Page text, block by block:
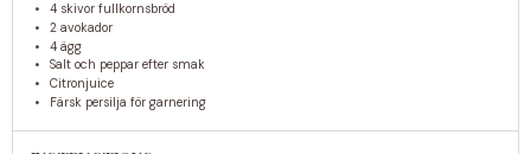
4skivor fullkornsbröd
2avokador
4ägg
Salt och peppar efter smak
Citronjuice
Färsk persilja för garnering